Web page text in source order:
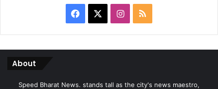
Facebook Instagram
RSS
About
Speed Bharat News. stands tall as the city's news maestro,